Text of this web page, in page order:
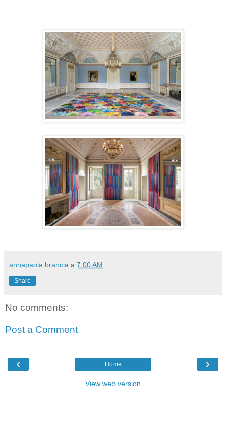
annapaola brancia a 7:00 AM
Share
No comments:
Post a Comment
‹ ›
Home
View web version